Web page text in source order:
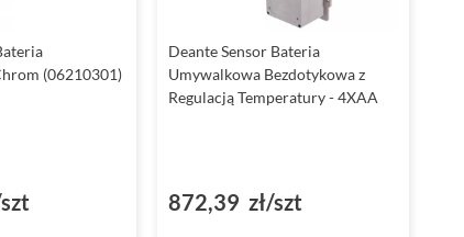
(06210301)
Deante Sensor Bateria
Umywalkowa Bezdotykowa z
Regulacją Temperatury - 4XAA
872,39 zł/szt